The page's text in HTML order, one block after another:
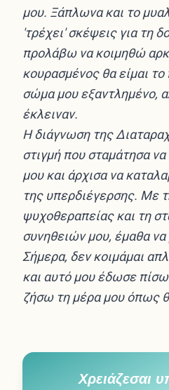
μου. Ξάπλωνα και το
'τρέχει' σκέψεις για τη
προλάβω να κοιμηθώ
κουρασμένος θα είμαι
σώμα μου εξαντλημένο,
έκλειναν.
Η διάγνωση της
στιγμή που σταμάτησα
μου και άρχισα να
της υπερδιέγερσης. Με
ψυχοθεραπείας και τη
συνηθειών μου, έμαθα
Σήμερα, δεν κοιμάμαι
και αυτό μου έδωσε πίσω
ζήσω τη μέρα μου όπως
Χρειάζεσαι